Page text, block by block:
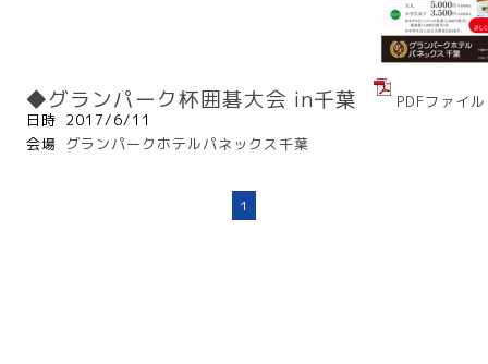
◆グランパーク杯囲碁大会 in千葉
PDFファイル
日時 2017/6/11
会場
グランパークホテルパネックス千葉
1